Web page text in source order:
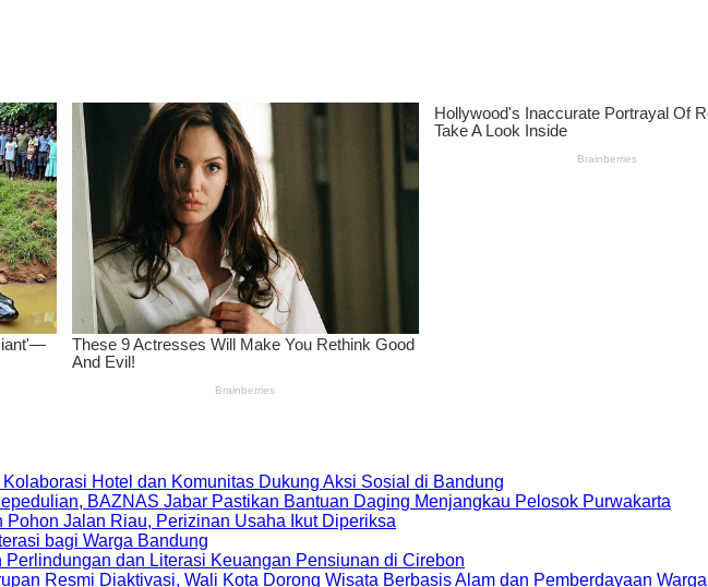
Hotel dan Komunitas Dukung Aksi Sosial di Bandung
BAZNAS Jabar Pastikan Bantuan Daging Menjangkau Pelosok Purwakarta
Pohon Jalan Riau, Perizinan Usaha Ikut Diperiksa
bagi Warga Bandung
Perlindungan dan Literasi Keuangan Pensiunan di Cirebon
Resmi Diaktivasi, Wali Kota Dorong Wisata Berbasis Alam dan Pemberdayaan Warga